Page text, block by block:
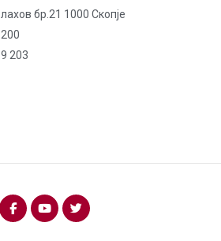
бр.21 1000 Скопје
203